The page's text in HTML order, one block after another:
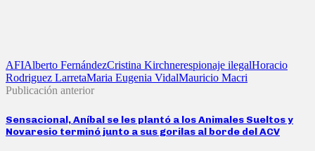
AFIAlberto FernándezCristina Kirchnerespionaje ilegalHoracio
Rodriguez LarretaMaria Eugenia VidalMauricio Macri
Publicación anterior
Sensacional, Aníbal se les plantó a los Animales Sueltos y
Novaresio terminó junto a sus gorilas al borde del ACV